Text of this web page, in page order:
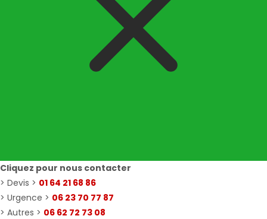
Cliquez pour nous contacter
> Devis > 01 64 21 68 86
> Urgence > 06 23 70 77 87
> Autres > 06 62 72 73 08